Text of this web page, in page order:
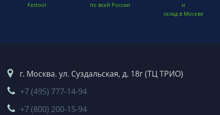
Festool
по всей России
и
склад в Москве
г. Москва. ул. Суздальская, д. 18г (ТЦ ТРИО)
+7 (495) 777-14-94
+7 (800) 200-15-94